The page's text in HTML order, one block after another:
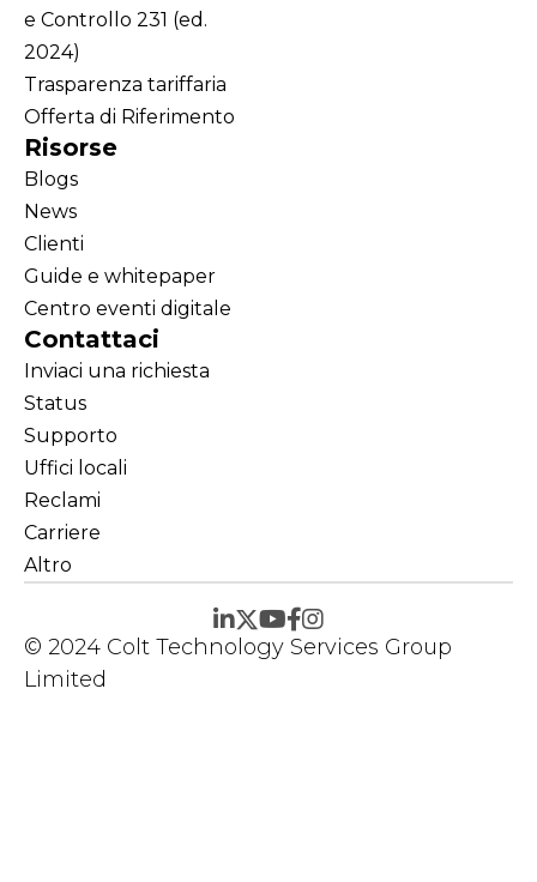
e Controllo 231 (ed.
2024)
Trasparenza tariffaria
Offerta di Riferimento
Risorse
Blogs
News
Clienti
Guide e whitepaper
Centro eventi digitale
Contattaci
Inviaci una richiesta
Status
Supporto
Uffici locali
Reclami
Carriere
Altro
© 2024 Colt Technology Services Group
Limited